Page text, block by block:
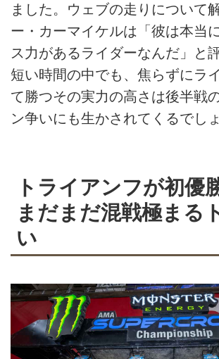
ました。ウェブの走りについて
ー・カーマイケルは「彼は本当
ス力があるライダーなんだ」と
短い時間の中でも、焦らずにラ
て勝つその実力の高さは後半戦
ン争いにも生かされてくるでしょ
トライアンフが初優
まだまだ混戦極まる
い